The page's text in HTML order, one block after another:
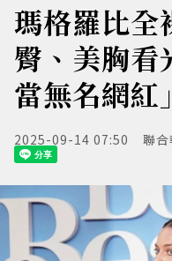
瑪格羅比全
臀、美胸看
當無名網紅」
2025-09-14 07:50 聯